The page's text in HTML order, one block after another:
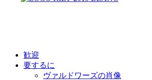
歓迎
要するに
ヴァルドワーズの肖像